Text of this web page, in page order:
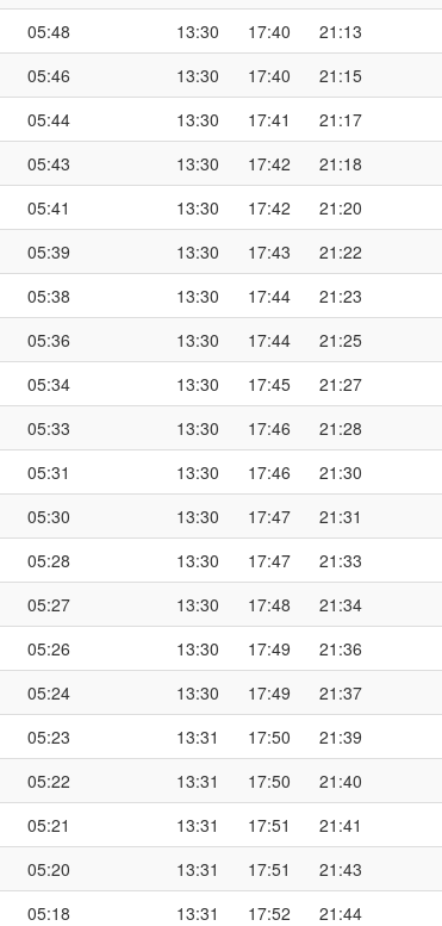
05:48 13:30 17:40 21:13
05:46 13:30 17:40 21:15
05:44 13:30 17:41 21:17
05:43 13:30 17:42 21:18
05:41 13:30 17:42 21:20
05:39 13:30 17:43 21:22
05:38 13:30 17:44 21:23
05:36 13:30 17:44 21:25
05:34 13:30 17:45 21:27
05:33 13:30 17:46 21:28
05:31 13:30 17:46 21:30
05:30 13:30 17:47 21:31
05:28 13:30 17:47 21:33
05:27 13:30 17:48 21:34
05:26 13:30 17:49 21:36
05:24 13:30 17:49 21:37
05:23 13:31 17:50 21:39
05:22 13:31 17:50 21:40
05:21 13:31 17:51 21:41
05:20 13:31 17:51 21:43
05:18 13:31 17:52 21:44